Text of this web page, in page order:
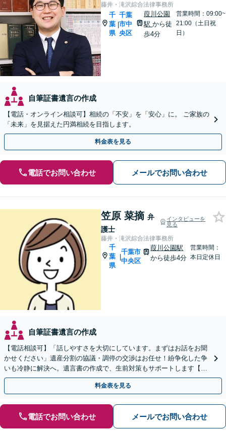
藤井・滝沢綜合法律事務所
千
葉
県
|
千葉
市中
央区
葭川公園
駅から徒
歩4分
営業時間：09:00~
21:00（土日祝
日）
自筆証書遺言の作成
【電話・オンライン相談可】相続の「不安」を「安心」に。 ご家族の
「未来」を見据えた円満相続を目指します。
料金表を見る
電話でお問い合わせ メールでお問い合わせ
笠原 菜摘 弁
護士
インタビューを
見る
藤井・滝沢綜合法律事務所
千
葉
県
|
千葉市
中央区
葭川公園駅
から徒歩4分
営業時間：
本日定休日
自筆証書遺言の作成
【電話相談可】「話しやすさを大切にしています。まずはお話をお聞
かせください」遺産分割の協議・調停の交渉はお任せ！紛争化した争
いも冷静に解決へ。遺言書の作成で、生前対策もサポートします【夜
間・休日面談可】【葭川公園駅5分】
料金表を見る
電話でお問い合わせ メールでお問い合わせ